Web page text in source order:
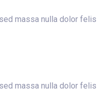
massa nulla dolor
massa nulla dolor